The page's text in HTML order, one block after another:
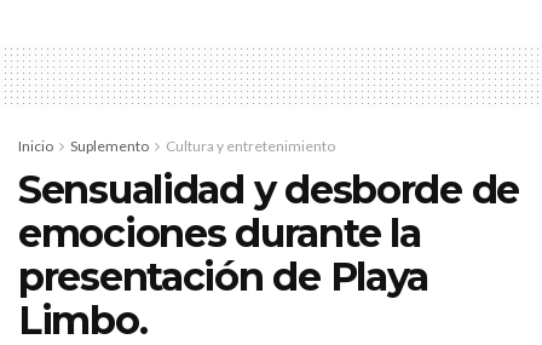
como asociación delictuosa, privación ilegal de la libertad y
abuso de autoridad.
Inicio Suplemento Cultura y entretenimiento
Sensualidad y desborde de
emociones durante la
presentación de Playa
Limbo.